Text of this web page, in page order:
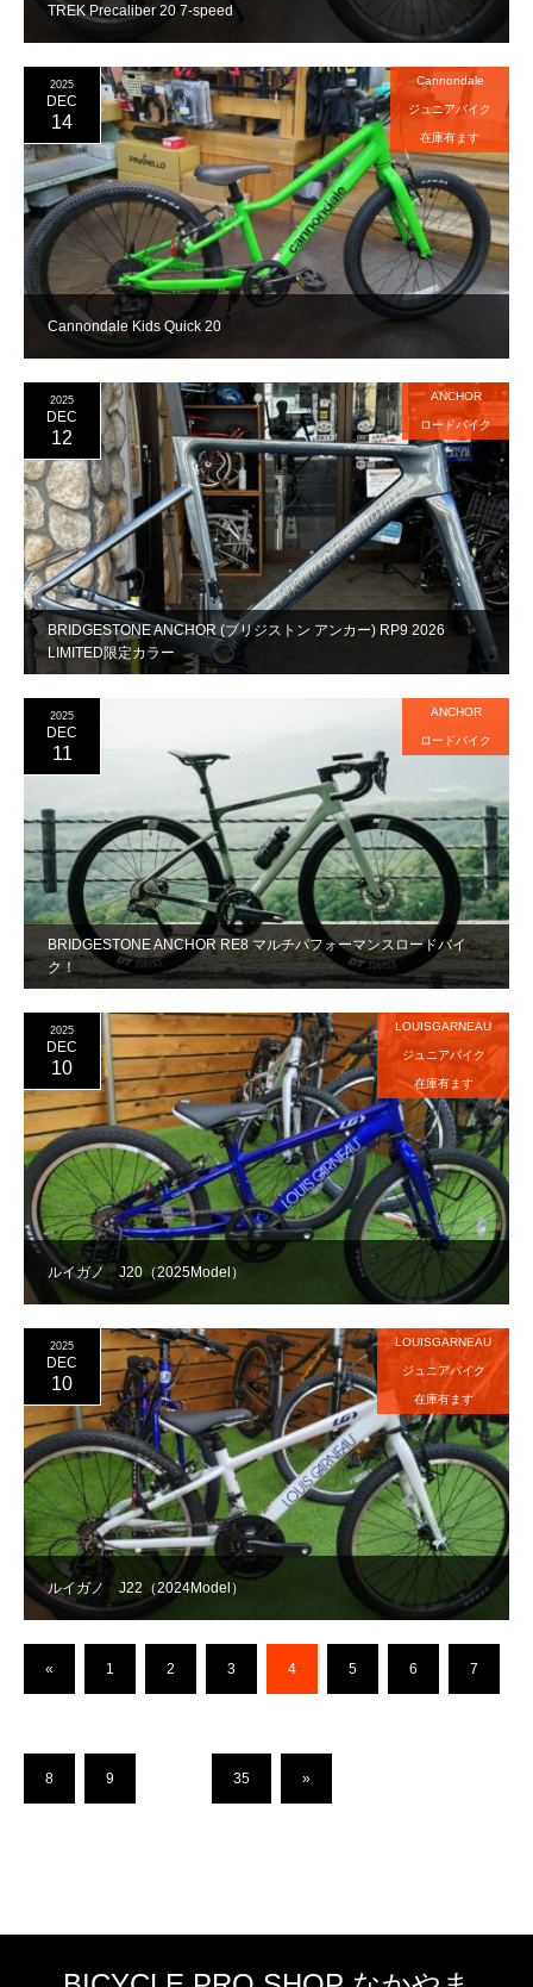
TREK Precaliber 20 7-speed
Cannondale Kids Quick 20
2025
DEC
14
Cannondale
ジュニアバイク
在庫有ます
BRIDGESTONE ANCHOR (ブリジストン アンカー) RP9 2026
LIMITED限定カラー
2025
DEC
12
ANCHOR
ロードバイク
BRIDGESTONE ANCHOR RE8 マルチパフォーマンスロードバイ
ク！
2025
DEC
11
ANCHOR
ロードバイク
ルイガノ J20（2025Model）
2025
DEC
10
LOUISGARNEAU
ジュニアバイク
在庫有ます
ルイガノ J22（2024Model）
2025
DEC
10
LOUISGARNEAU
ジュニアバイク
在庫有ます
« 1 2 3 4 5 6 7
8 9 35 »